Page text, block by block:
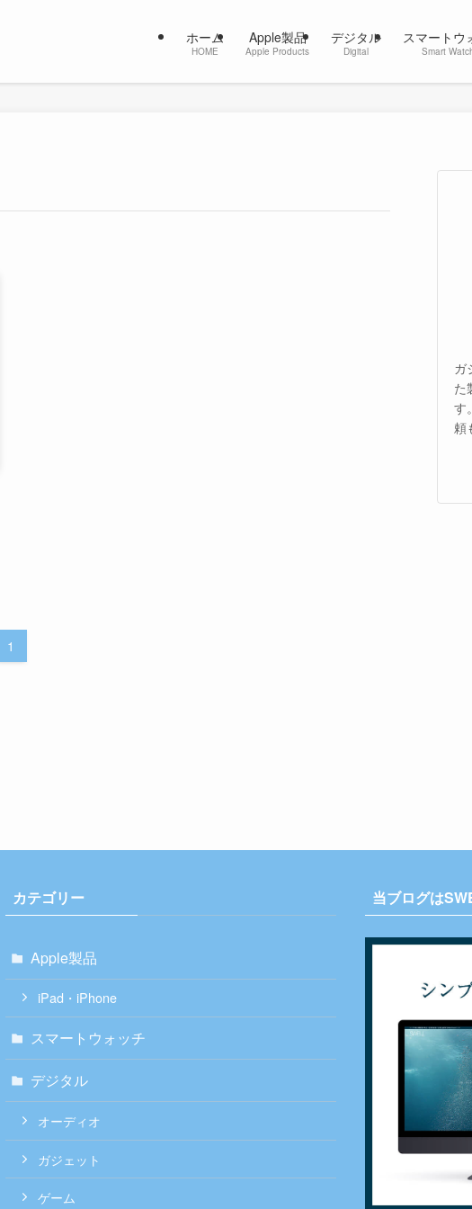
ホーム
HOME
Apple製品
Apple Products
デジタル
Digital
スマートウ
Smart
1
ガ
た
す
頼
カテゴリー
Apple製品
iPad・iPhone
スマートウォッチ
デジタル
オーディオ
ガジェット
ゲーム
当ブログは